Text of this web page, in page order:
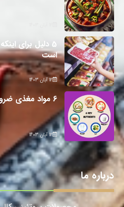
5 دلیل برای
است
12 آبان 1403
6 مواد مغذی ضروری برای بدن چیست؟
12 آبان 1403
درباره ما